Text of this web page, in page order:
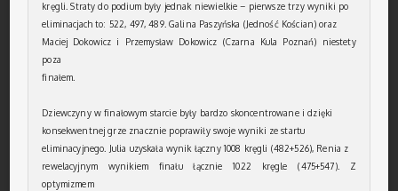
kręgli. Straty do podium były jednak niewielkie – pierwsze trzy wyniki po
eliminacjach to: 522, 497, 489. Galina Paszyńska (Jedność Kościan) oraz
Maciej Dokowicz i Przemysław Dokowicz (Czarna Kula Poznań) niestety
poza
finałem.
Dziewczyny w finałowym starcie były bardzo skoncentrowane i dzięki
konsekwentnej grze znacznie poprawiły swoje wyniki ze startu
eliminacyjnego. Julia uzyskała wynik łączny 1008 kręgli (482+526), Renia z
rewelacyjnym wynikiem finału łącznie 1022 kręgle (475+547). Z
optymizmem